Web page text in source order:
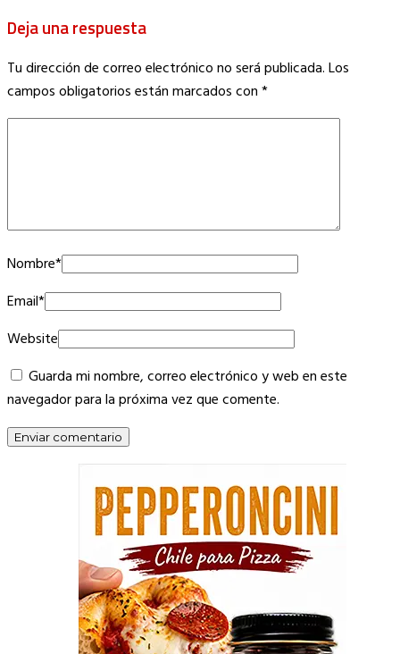
Deja una respuesta
Tu dirección de correo electrónico no será publicada.Los
campos obligatorios están marcados con*
Nombre*
Email*
Website
Guarda mi nombre, correo electrónico y web en este
navegador para la próxima vez que comente.